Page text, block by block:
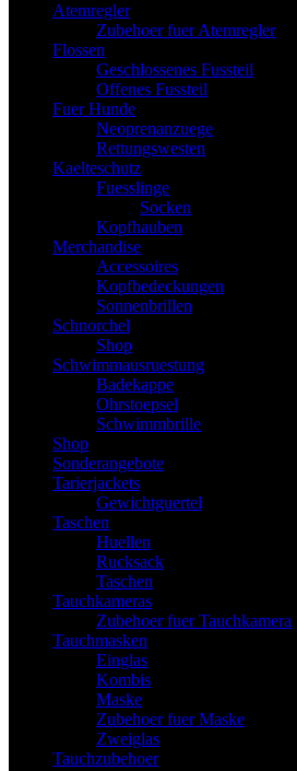
Atemregler
Zubehoer fuer Atemregler
Flossen
Geschlossenes Fussteil
Offenes Fussteil
Fuer Hunde
Neoprenanzuege
Rettungswesten
Kaelteschutz
Fuesslinge
Socken
Kopfhauben
Merchandise
Accessoires
Kopfbedeckungen
Sonnenbrillen
Schnorchel
Shop
Schwimmausruestung
Badekappe
Ohrstoepsel
Schwimmbrille
Shop
Sonderangebote
Tarierjackets
Gewichtguertel
Taschen
Huellen
Rucksack
Taschen
Tauchkameras
Zubehoer fuer Tauchkamera
Tauchmasken
Einglas
Kombis
Maske
Zubehoer fuer Maske
Zweiglas
Tauchzubehoer